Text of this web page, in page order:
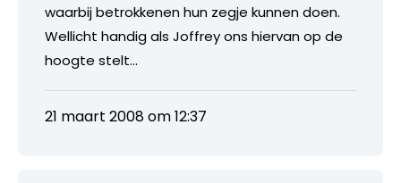
waarbij betrokkenen hun zegje kunnen doen.
Wellicht handig als Joffrey ons hiervan op de
hoogte stelt…
21 maart 2008 om 12:37